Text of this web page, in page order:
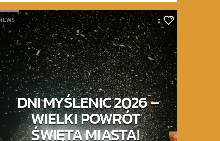
0
DNI MYŚLENIC 2026 –
WIELKI POWRÓT
ŚWIĘTA MIASTA!